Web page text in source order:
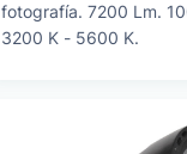
fotografía. 7200 Lm.
3200 K - 5600 K.